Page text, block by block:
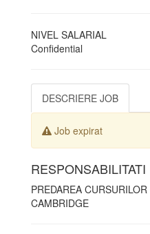
NIVEL SALARIAL
Confidential
DESCRIERE JOB
Job expirat
RESPONSABILITATI
PREDAREA
CAMBRIDGE